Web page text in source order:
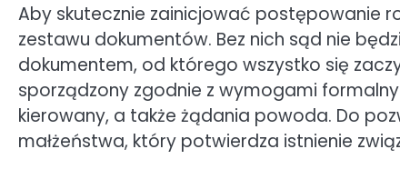
Aby skutecznie zainicjować postępowanie
zestawu dokumentów. Bez nich sąd nie
dokumentem, od którego wszystko się
sporządzony zgodnie z wymogami
kierowany, a także żądania powoda. Do
małżeństwa, który potwierdza istnienie